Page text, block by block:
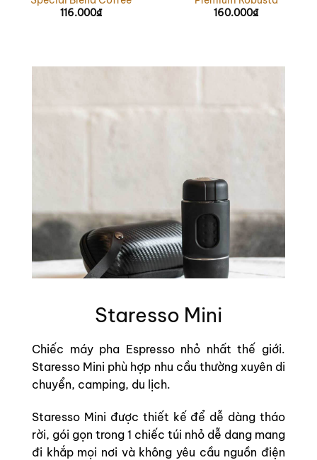
116.000₫
160.000₫
Staresso Mini
Chiếc máy pha Espresso nhỏ nhất thế giới.
Staresso Mini phù hợp nhu cầu thường xuyên di
chuyển, camping, du lịch.
Staresso Mini được thiết kế để dễ dàng tháo
rời, gói gọn trong 1 chiếc túi nhỏ dễ dang mang
đi khắp mọi nơi và không yêu cầu nguồn điện